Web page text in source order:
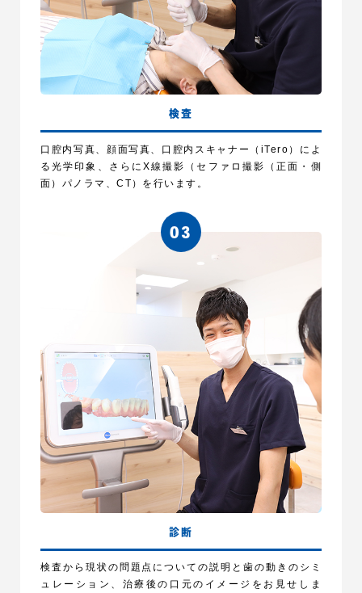
検査
口腔内写真、顔面写真、口腔内スキャナー（iTero）によ
る光学印象、さらにX線撮影（セファロ撮影（正面・側
面）パノラマ、CT）を行います。
診断
検査から現状の問題点についての説明と歯の動きのシミ
ュレーション、治療後の口元のイメージをお見せしま